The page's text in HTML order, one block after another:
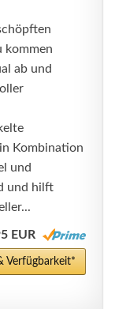
kommen
ab und
Kombination
und
und hilft
EUR
Verfügbarkeit*